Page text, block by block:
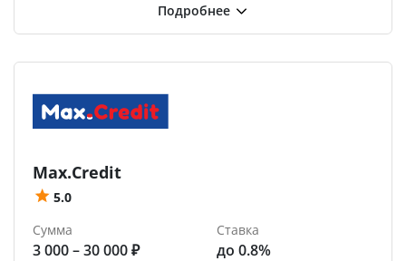
Max.Credit
5.0
Сумма
3 000 – 30 000 ₽
Ставка
до 0.8%